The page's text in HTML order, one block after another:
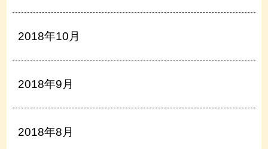
2018年10月
2018年9月
2018年8月